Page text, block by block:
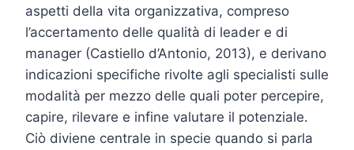
aspetti della vita organizzativa, compreso
l’accertamento delle qualità di leader e di
manager (Castiello d’Antonio, 2013), e derivano
indicazioni specifiche rivolte agli specialisti sulle
modalità per mezzo delle quali poter percepire,
capire, rilevare e infine valutare il potenziale.
Ciò diviene centrale in specie quando si parla